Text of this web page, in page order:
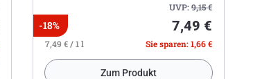
UVP:9,15€
-18% 7,49 €
7,49 € / 1 l Sie sparen: 1,66 €
Zum Produkt